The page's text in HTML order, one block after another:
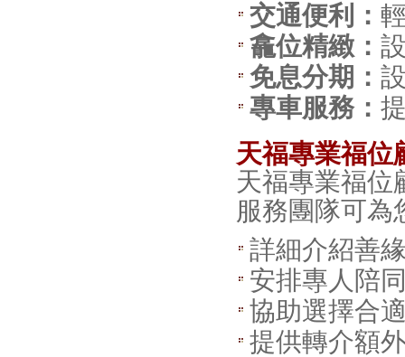
交通便利：
龕位精緻：
免息分期：
專車服務：
天福專業福位
天福專業福位
服務團隊可為
詳細介紹善
安排專人陪
協助選擇合
提供轉介額